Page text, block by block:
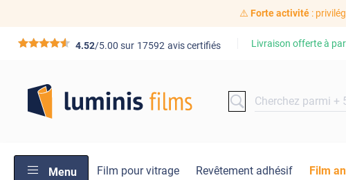
⚠️ Forte activité:
*****4.52/5.00 sur 17592 avis certifiés Livraison offerte à
Menu Film pour vitrage Revêtement adhésif Film